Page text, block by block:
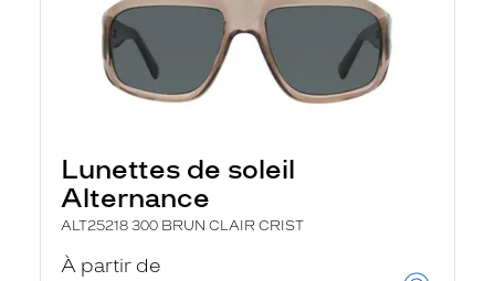
Lunettes de soleil
Alternance
ALT25218 300 BRUN CLAIR CRIST
À partir de